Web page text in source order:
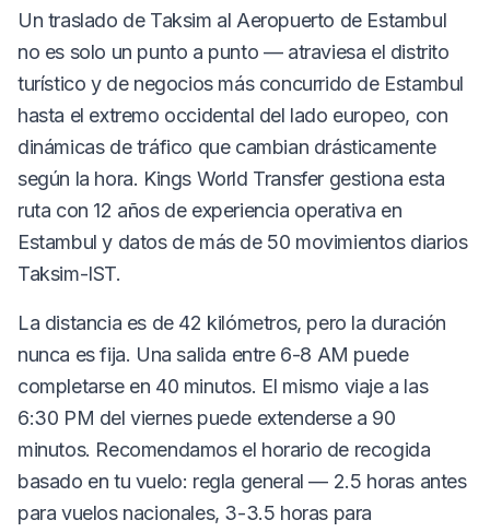
Un traslado de Taksim al Aeropuerto de Estambul
no es solo un punto a punto — atraviesa el distrito
turístico y de negocios más concurrido de Estambul
hasta el extremo occidental del lado europeo, con
dinámicas de tráfico que cambian drásticamente
según la hora. Kings World Transfer gestiona esta
ruta con 12 años de experiencia operativa en
Estambul y datos de más de 50 movimientos diarios
Taksim-IST.
La distancia es de 42 kilómetros, pero la duración
nunca es fija. Una salida entre 6-8 AM puede
completarse en 40 minutos. El mismo viaje a las
6:30 PM del viernes puede extenderse a 90
minutos. Recomendamos el horario de recogida
basado en tu vuelo: regla general — 2.5 horas antes
para vuelos nacionales, 3-3.5 horas para